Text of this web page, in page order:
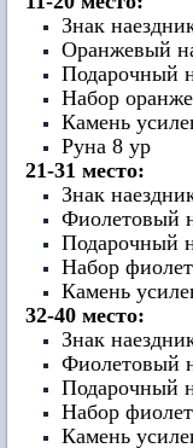
Знак
Оранжевый
Подарочный
Набор
Камень
Руна 8 ур
21-31 место:
Знак
Фиолетовый
Подарочный
Набор
Камень
32-40 место:
Знак
Фиолетовый
Подарочный
Набор
Камень